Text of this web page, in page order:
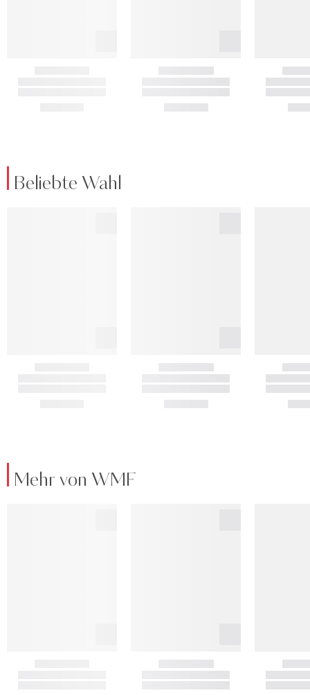
Beliebte Wahl
Mehr von WMF